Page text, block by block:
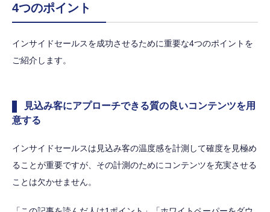
4つのポイント
インサイドセールスを成功させるために重要な4つのポイントを
ご紹介します。
見込み客にアプローチできる質の良いコンテンツを用
意する
インサイドセールスは見込み客の温度感を計測して確度を見極め
ることが重要ですが、その計測のためにコンテンツを充実させる
ことは欠かせません。